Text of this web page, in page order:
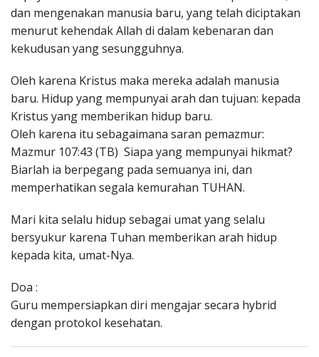
dan mengenakan manusia baru, yang telah diciptakan
menurut kehendak Allah di dalam kebenaran dan
kekudusan yang sesungguhnya.
Oleh karena Kristus maka mereka adalah manusia
baru. Hidup yang mempunyai arah dan tujuan: kepada
Kristus yang memberikan hidup baru.
Oleh karena itu sebagaimana saran pemazmur:
Mazmur 107:43 (TB) Siapa yang mempunyai hikmat?
Biarlah ia berpegang pada semuanya ini, dan
memperhatikan segala kemurahan TUHAN.
Mari kita selalu hidup sebagai umat yang selalu
bersyukur karena Tuhan memberikan arah hidup
kepada kita, umat-Nya.
Doa :
Guru mempersiapkan diri mengajar secara hybrid
dengan protokol kesehatan.